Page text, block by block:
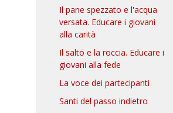
Il pane spezzato e l'acqua
versata. Educare i giovani
alla carità
Il salto e la roccia. Educare i
giovani alla fede
La voce dei partecipanti
Santi del passo indietro